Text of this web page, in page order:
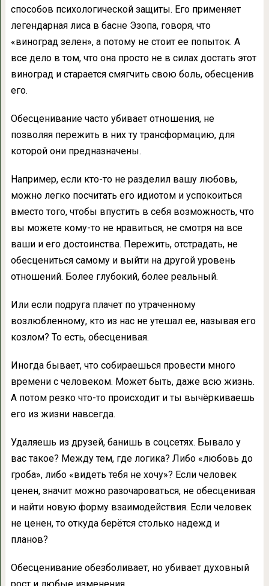
способов психологической защиты. Его применяет
легендарная лиса в басне Эзопа, говоря, что
«виноград зелен», а потому не стоит ее попыток. А
все дело в том, что она просто не в силах достать этот
виноград и старается смягчить свою боль, обесценив
его.
Обесценивание часто убивает отношения, не
позволяя пережить в них ту трансформацию, для
которой они предназначены.
Например, если кто-то не разделил вашу любовь,
можно легко посчитать его идиотом и успокоиться
вместо того, чтобы впустить в себя возможность, что
вы можете кому-то не нравиться, не смотря на все
ваши и его достоинства. Пережить, отстрадать, не
обесцениться самому и выйти на другой уровень
отношений. Более глубокий, более реальный.
Или если подруга плачет по утраченному
возлюбленному, кто из нас не утешал ее, называя его
козлом? То есть, обесценивая.
Иногда бывает, что собираешься провести много
времени с человеком. Может быть, даже всю жизнь.
А потом резко что-то происходит и ты вычёркиваешь
его из жизни навсегда.
Удаляешь из друзей, банишь в соцсетях. Бывало у
вас такое? Между тем, где логика? Либо «любовь до
гроба», либо «видеть тебя не хочу»? Если человек
ценен, значит можно разочароваться, не обесценивая
и найти новую форму взаимодействия. Если человек
не ценен, то откуда берётся столько надежд и
планов?
Обесценивание обезболивает, но убивает духовный